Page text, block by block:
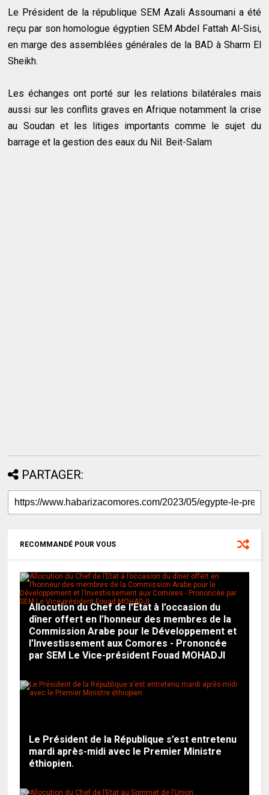
Le Président de la république SEM Azali Assoumani a été
reçu par son homologue égyptien SEM Abdel Fattah Al-Sisi,
en marge des assemblées générales de la BAD à Sharm El
Sheikh.
Les échanges ont porté sur les relations bilatérales mais
aussi sur les conflits graves en Afrique notamment la crise
au Soudan et les litiges importants comme le sujet du
barrage et la gestion des eaux du Nil. Beit-Salam
PARTAGER:
RECOMMANDÉ POUR VOUS
Allocution du Chef de l’Etat à l’occasion du
dîner offert en l’honneur des membres de la
Commission Arabe pour le Développement et
l’Investissement aux Comores - Prononcée
par SEM Le Vice-président Fouad MOHADJI
Le Président de la République s’est entretenu
mardi après-midi avec le Premier Ministre
éthiopien.